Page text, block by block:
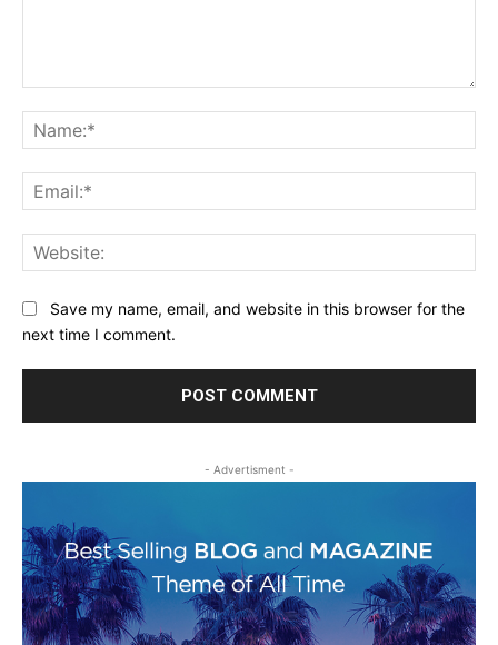
Save my name, email, and website in this browser for the
next time I comment.
- Advertisment -